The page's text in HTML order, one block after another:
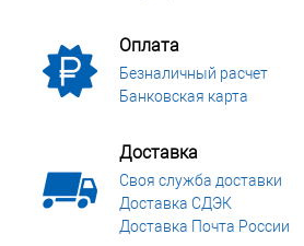
Оплата
Безналичный расчет
Банковская карта
Доставка
Своя служба доставки
Доставка СДЭК
Доставка Почта России